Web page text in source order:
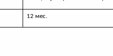
12 мес.